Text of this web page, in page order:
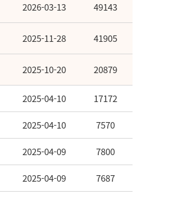
2026-03-13 49143
2025-11-28 41905
2025-10-20 20879
2025-04-10 17172
2025-04-10 7570
2025-04-09 7800
2025-04-09 7687